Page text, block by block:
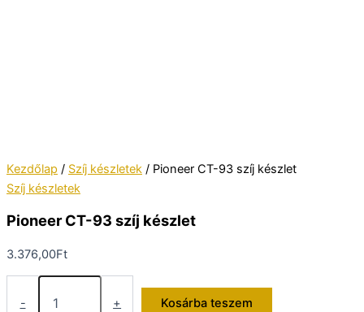
Kezdőlap / Szíj készletek / Pioneer CT-93 szíj készlet
Szíj készletek
Pioneer CT-93 szíj készlet
3.376,00Ft
-
Pioneer
+ Kosárba teszem